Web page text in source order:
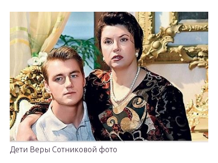
Дети Веры Сотниковой фото